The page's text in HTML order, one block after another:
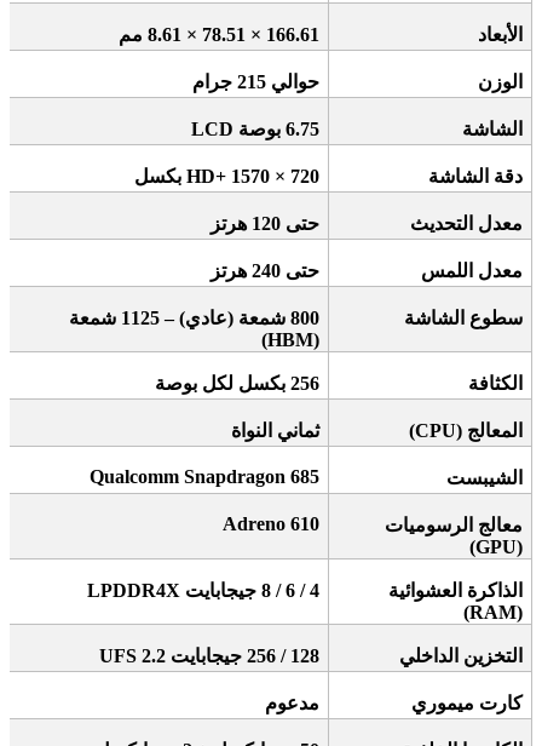
الأبعاد 166.61 × 78.51 × 8.61 مم
الوزن حوالي 215 جرام
الشاشة 6.75 بوصة
دقة الشاشة HD+ 1570 × 720 بكسل
معدل التحديث حتى 120 هرتز
معدل اللمس حتى 240 هرتز
سطوع الشاشة 800 شمعة (عادي) – 1125 شمعة
(HBM)
الكثافة 256 بكسل لكل بوصة
المعالج (CPU) ثماني النواة
الشيبست Qualcomm Snapdragon 685
معالج الرسوميات
(GPU)
Adreno 610
الذاكرة العشوائية
(RAM)
4 / 6 / 8 جيجابايت
التخزين الداخلي 128 / 256 جيجابايت UFS 2.2
كارت ميموري مدعوم